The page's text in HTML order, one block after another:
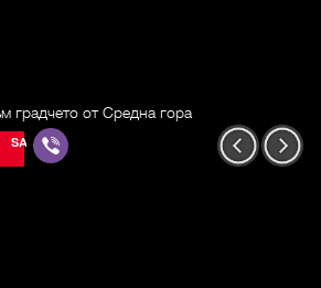
градчето от Средна гора
SAVE